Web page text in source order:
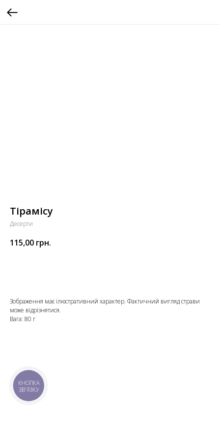
Тірамісу
Десерти
115,00 грн.
Зображення має ілюстративний характер. Фактичний вигляд страви
може відрізнятися.
Вага: 80 г
КНОПКА
ЗВ'ЯЗКУ